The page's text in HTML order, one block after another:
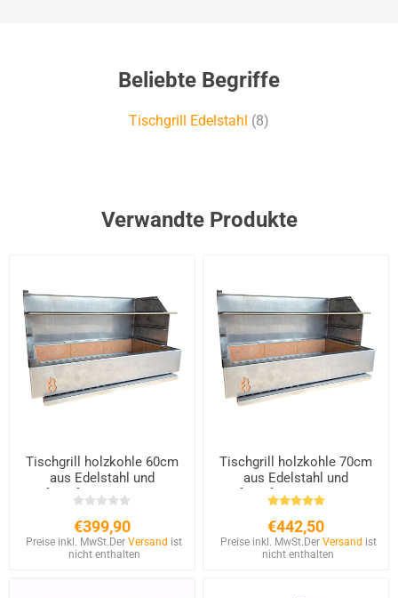
Beliebte Begriffe
Tischgrill Edelstahl (8)
Verwandte Produkte
Tischgrill holzkohle 60cm
aus Edelstahl und
feuerfesten Steinen
€399,90
Preise inkl. MwSt.DerVersand ist
nicht enthalten
Tischgrill holzkohle 70cm
aus Edelstahl und
feuerfesten Steinen
€442,50
Preise inkl. MwSt.Der Versand ist
nicht enthalten